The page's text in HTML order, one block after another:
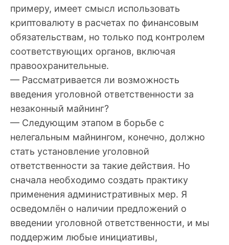
примеру, имеет смысл использовать
криптовалюту в расчетах по финансовым
обязательствам, но только под контролем
соответствующих органов, включая
правоохранительные.
— Рассматривается ли возможность
введения уголовной ответственности за
незаконный майнинг?
— Следующим этапом в борьбе с
нелегальным майнингом, конечно, должно
стать установление уголовной
ответственности за такие действия. Но
сначала необходимо создать практику
применения административных мер. Я
осведомлён о наличии предложений о
введении уголовной ответственности, и мы
поддержим любые инициативы,